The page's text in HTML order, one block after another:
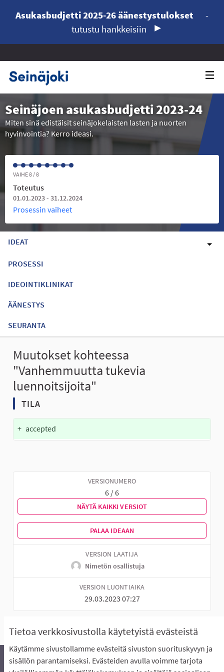
Tietoa verkkosivustolla käytetyistä evästeistä
Käytämme sivustollamme evästeitä sivuston suorituskyvyn ja
sisällön parantamiseksi. Evästeiden avulla voimme tarjota
Asukasbudjetti 2025-26 äänestystulokset
-
tutustu hankkeisiin
Seinäjoen asukasbudjetti 2023-24
Miten sinä edistäisit seinäjokelaisten lasten ja nuorten
hyvinvointia? Kerro ideasi.
VAIHE 8 / 8
Toteutus
01.01.2023 - 31.12.2024
Prosessin vaiheet
IDEAT
PROSESSI
IDEOINTIKLINIKAT
ÄÄNESTYS
SEURANTA
Muutokset kohteessa
"Vanhemmuutta tukevia
luennoitsijoita"
TILA
+ accepted
VERSIONUMERO
6 / 6
NÄYTÄ KAIKKI VERSIOT
PALAA IDEAAN
VERSION LAATIJA
Nimetön osallistuja
VERSION LUONTIAIKA
29.03.2023 07:27